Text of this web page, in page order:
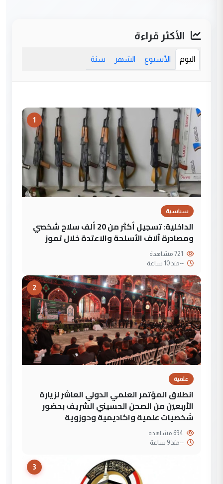
الأكثر قراءة
اليوم الأسبوع الشهر سنة
1
سياسية
الداخلية: تسجيل أكثر من 20 ألف سلاح شخصي
ومصادرة آلاف الأسلحة والاعتدة خلال تموز
--منذ 10 ساعة
2
علمية
انطلاق المؤتمر العلمي الدولي العاشر لزيارة
الأربعين من الصحن الحسيني الشريف بحضور
شخصيات علمية واكاديمية وحوزوية
--منذ 9 ساعة
3